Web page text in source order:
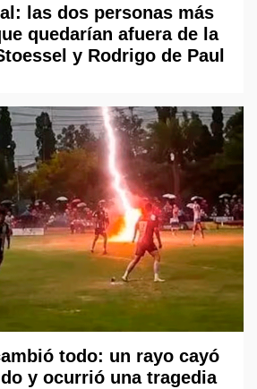
las dos personas más
quedarían afuera de la
y Rodrigo de Paul
todo: un rayo cayó
y ocurrió una tragedia